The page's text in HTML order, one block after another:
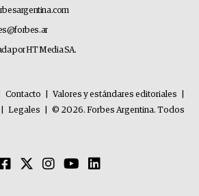
por HT Media SA.
Contacto Valores y estándares editoriales
Legales
© 2026. Forbes Argentina. Todos